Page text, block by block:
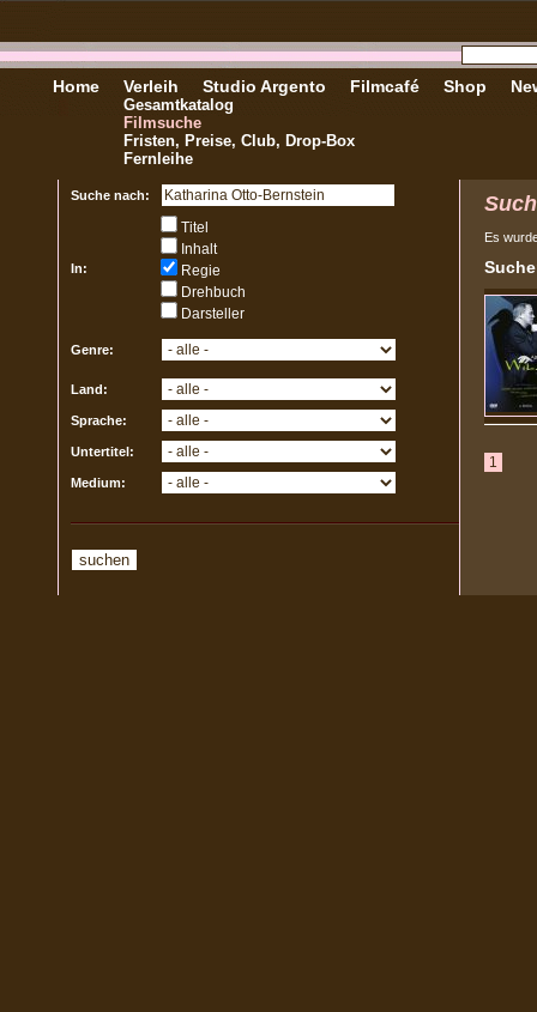
Home Verleih
Gesamtkatalog
Filmsuche
Fristen, Preise, Club, Drop-Box
Fernleihe
Studio Argento Filmcafé Shop
Suche nach:
In:
Titel
Inhalt
Regie
Drehbuch
Darsteller
Genre:
Land:
Sprache:
Untertitel:
Medium:
Es
1